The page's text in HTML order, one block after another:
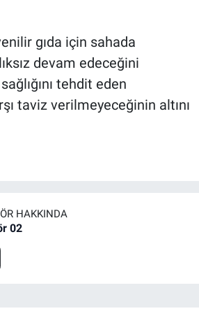
gıda için sahada
devam edeceğini
tehdit eden
taviz verilmeyeceğinin altını
HAKKINDA
02